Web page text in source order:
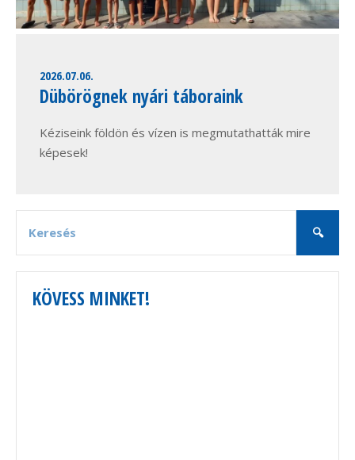
2026.07.06.
Dübörögnek nyári táboraink
Kéziseink földön és vízen is megmutathatták mire
képesek!
KÖVESS MINKET!